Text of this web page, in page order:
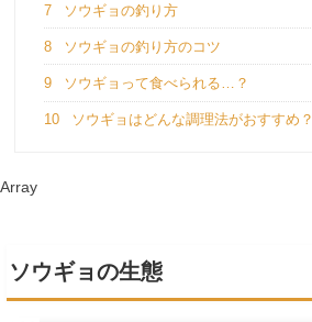
7 ソウギョの釣り方
8 ソウギョの釣り方のコツ
9 ソウギョって食べられる…？
10 ソウギョはどんな調理法がおすすめ？
Array
ソウギョの生態